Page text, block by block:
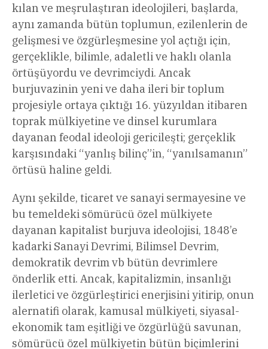
kılan ve meşrulaştıran ideolojileri, başlarda,
aynı zamanda bütün toplumun, ezilenlerin de
gelişmesi ve özgürleşmesine yol açtığı için,
gerçeklikle, bilimle, adaletli ve haklı olanla
örtüşüyordu ve devrimciydi. Ancak
burjuvazinin yeni ve daha ileri bir toplum
projesiyle ortaya çıktığı 16. yüzyıldan itibaren
toprak mülkiyetine ve dinsel kurumlara
dayanan feodal ideoloji gericileşti; gerçeklik
karşısındaki “yanlış bilinç”in, “yanılsamanın”
örtüsü haline geldi.
Aynı şekilde, ticaret ve sanayi sermayesine ve
bu temeldeki sömürücü özel mülkiyete
dayanan kapitalist burjuva ideolojisi, 1848’e
kadarki Sanayi Devrimi, Bilimsel Devrim,
demokratik devrim vb bütün devrimlere
önderlik etti. Ancak, kapitalizmin, insanlığı
ilerletici ve özgürleştirici enerjisini yitirip, onun
alernatifi olarak, kamusal mülkiyeti, siyasal-
ekonomik tam eşitliği ve özgürlüğü savunan,
sömürücü özel mülkiyetin bütün biçimlerini